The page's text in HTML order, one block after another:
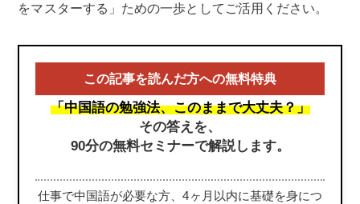
をマスターする」ための一歩としてご活用ください。
この記事を読んだ方への無料特典
「中国語の勉強法、このままで大丈夫？」
その答えを、
90分の無料セミナーで解説します。
仕事で中国語が必要な方、4ヶ月以内に基礎を身につ